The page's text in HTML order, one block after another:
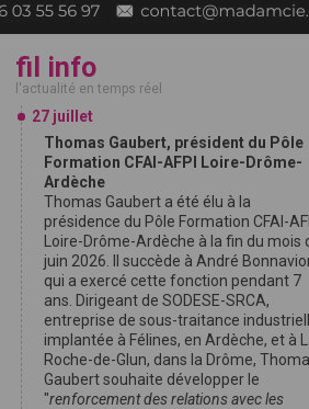
fil info
l'actualité en temps réel
27 juillet
Thomas Gaubert, président du Pôle
Formation CFAI-AFPI Loire-Drôme-
Ardèche
Thomas Gaubert a été élu à la
présidence du Pôle Formation CFAI-
Loire-Drôme-Ardèche à la fin du mois
juin 2026. Il succède à André
qui a exercé cette fonction pendant 7
ans. Dirigeant de SODESE-SRCA,
entreprise de sous-traitance
implantée à Félines, en Ardèche, et à
Roche-de-Glun, dans la Drôme,
Gaubert souhaite développer le
"renforcement des relations avec les